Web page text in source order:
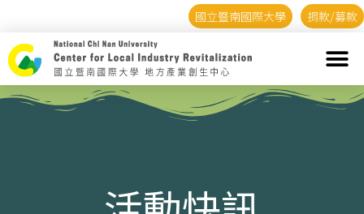
國立暨南國際大學 捐款/募款